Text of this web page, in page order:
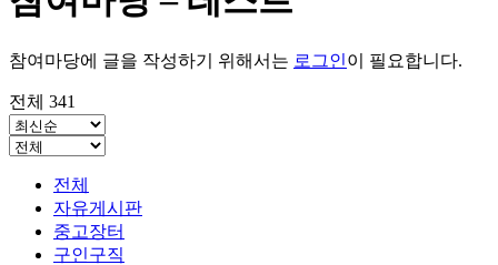
참여마당에 글을 작성하기 위해서는 로그인이 필요합니다.
전체 341
전체
자유게시판
중고장터
구인구직